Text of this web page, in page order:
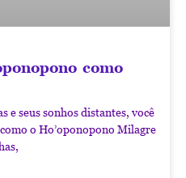
como
e seus sonhos distantes, você
o Ho’oponopono Milagre